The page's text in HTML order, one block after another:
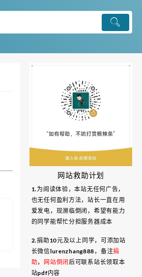
网站救助计划
1.为阅读体验，本站无任何广告，
也无任何盈利方法，站长一直在用
爱发电，现濒临倒闭，希望有能力
的同学能帮忙分担服务器成本
2.捐助10元及以上同学，可添加站
长微信lurenzhang888，备注捐
助， 网站倒闭 后可联系站长领取本
站pdf内容